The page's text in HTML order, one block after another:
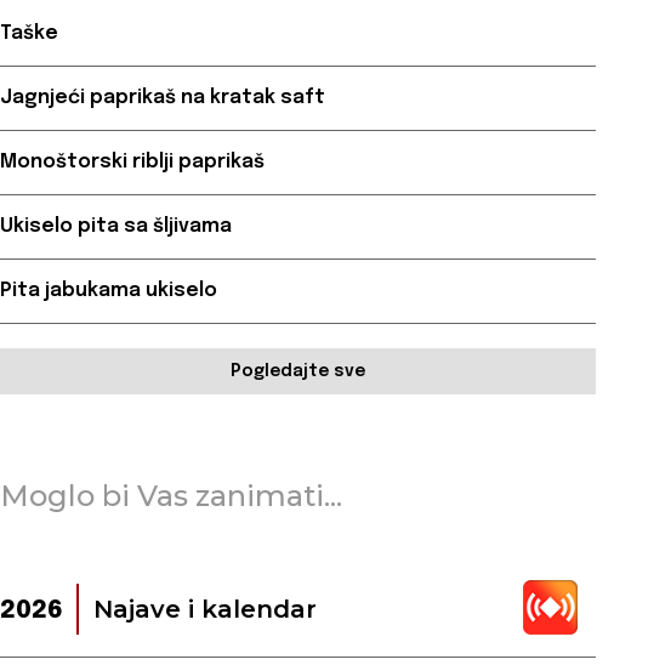
Taške
Jagnjeći paprikaš na kratak saft
Monoštorski riblji paprikaš
Ukiselo pita sa šljivama
Pita jabukama ukiselo
Pogledajte sve
Moglo bi Vas zanimati...
2026 Najave i kalendar